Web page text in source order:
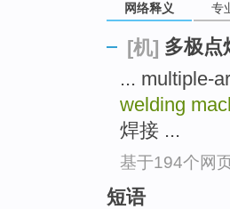
网络释义 专
[机] 多极点
... multiple-
welding
焊接 ...
基于194个网
短语